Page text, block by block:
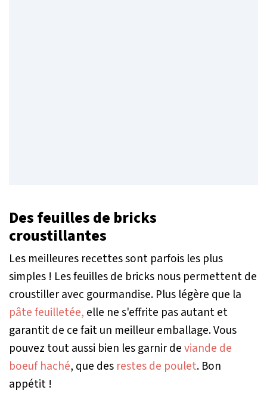
Des feuilles de bricks
croustillantes
Les meilleures recettes sont parfois les plus
simples ! Les feuilles de bricks nous permettent de
croustiller avec gourmandise. Plus légère que la
pâte feuilletée, elle ne s'effrite pas autant et
garantit de ce fait un meilleur emballage. Vous
pouvez tout aussi bien les garnir deviande de
boeuf haché, que des restes de poulet. Bon
appétit !